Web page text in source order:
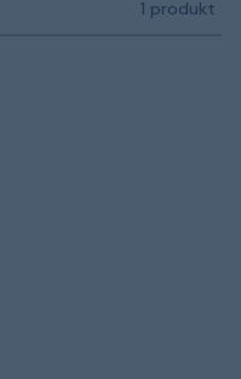
1 produkt